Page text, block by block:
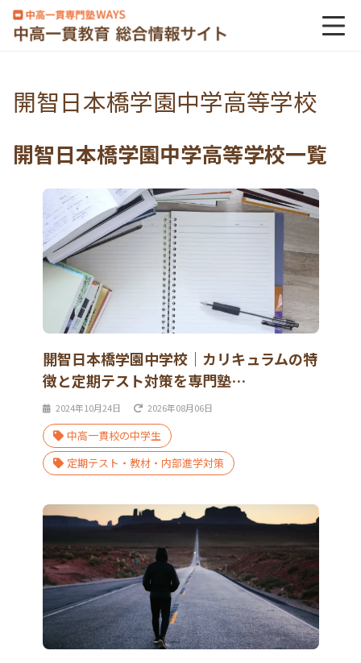
開智日本橋学園中学高等学校
開智日本橋学園中学高等学校一覧
開智日本橋学園中学校｜カリキュラムの特
徴と定期テスト対策を専門塾…
2024年10月24日 2026年08月06日
中高一貫校の中学生
定期テスト・教材・内部進学対策